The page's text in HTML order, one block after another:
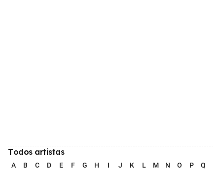
Todos artistas
A B C D E F G H I J K L M N O P Q